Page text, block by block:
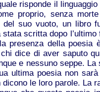
risponde il
proprio, senza
del suo vuoto, un libro
scritta dopo
presenza della poesia
dice di aver saputo
e nessuno seppe.
ultima poesia non
dicono le loro parole. La